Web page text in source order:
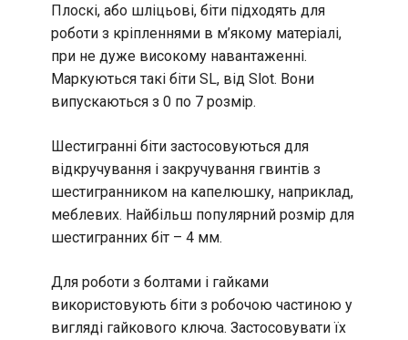
Плоскі, або шліцьові, біти підходять для
роботи з кріпленнями в м’якому матеріалі,
при не дуже високому навантаженні.
Маркуються такі біти SL, від Slot. Вони
випускаються з 0 по 7 розмір.
Шестигранні біти застосовуються для
відкручування і закручування гвинтів з
шестигранником на капелюшку, наприклад,
меблевих. Найбільш популярний розмір для
шестигранних біт – 4 мм.
Для роботи з болтами і гайками
використовують біти з робочою частиною у
вигляді гайкового ключа. Застосовувати їх